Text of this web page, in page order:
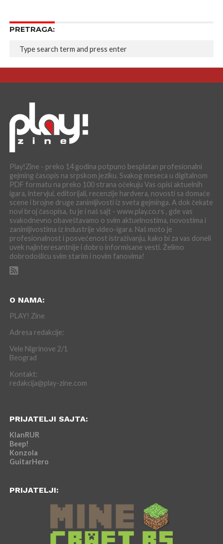
PRETRAGA:
Play!Zine - preko 14 godina potpuno besplatan profesionalni
gejming časopis na srpskom jeziku. Svakog meseca u digitalnom
PDF formatu na preko 100 strana očekuju Vas opisi aktuelnih
igara, intervjui, editorijali, recenzije hardvera, novosti sa domaće
scene i brojne druge zanimljivosti iz sveta gejminga. A dok čekate
novi broj časopisa, tu je i naš sajt - www.play.co.rs , gde vas
svakodnevno obaveštavamo o svim aktuelnostima, novostima i
zanimljivostima iz industrije video-igara. Naš moto je
profesionalnost i posvećenost istraživanju, kako bi za vas doneli
uvek najinteresantnije i dobro informisane vesti. Želimo
dobrodošlicu svim starim i novim fanovima!
O NAMA:
PLAY! Zine
Adresa redakcije:
Vele Nigrinove 2/1
Beograd
Kontakt:
redakcija@play-zine.com
PRIJATELJI SAJTA:
KlanRUR
Beep!
Konzola
GuitarHero
PRIJATELJI: